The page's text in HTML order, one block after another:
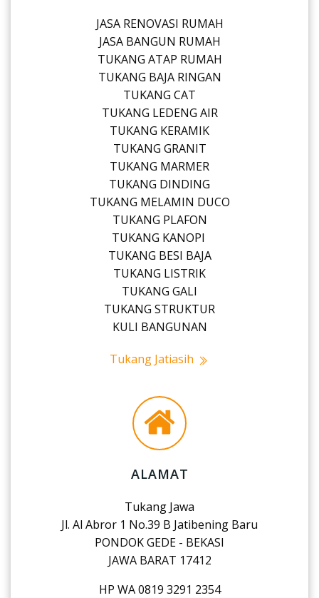
JASA RENOVASI RUMAH
JASA BANGUN RUMAH
TUKANG ATAP RUMAH
TUKANG BAJA RINGAN
TUKANG CAT
TUKANG LEDENG AIR
TUKANG KERAMIK
TUKANG GRANIT
TUKANG MARMER
TUKANG DINDING
TUKANG MELAMIN DUCO
TUKANG PLAFON
TUKANG KANOPI
TUKANG BESI BAJA
TUKANG LISTRIK
TUKANG GALI
TUKANG STRUKTUR
KULI BANGUNAN
Tukang Jatiasih
ALAMAT
Tukang Jawa
Jl. Al Abror 1 No.39 B Jatibening Baru
PONDOK GEDE - BEKASI
JAWA BARAT 17412
HP WA 0819 3291 2354